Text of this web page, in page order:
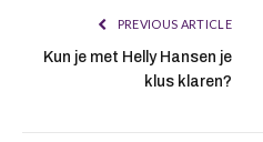
PREVIOUS ARTICLE
Kun je met Helly Hansen je
klus klaren?